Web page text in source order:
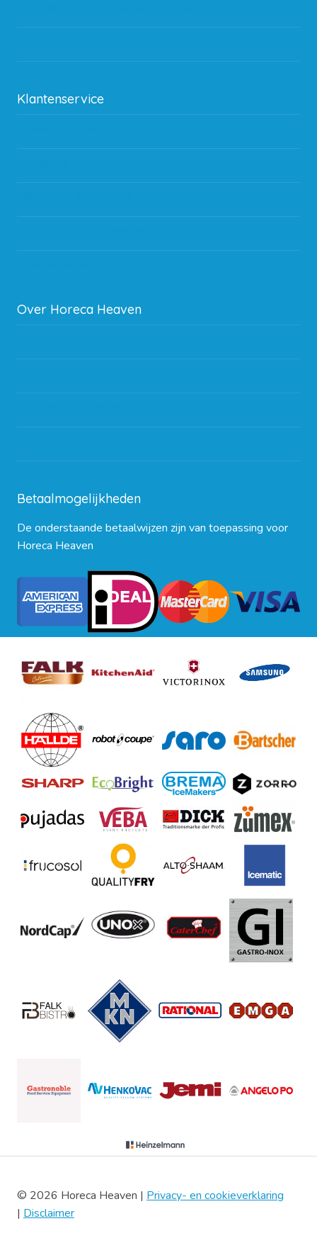
Klantenservice
Over Horeca Heaven
Betaalmogelijkheden
De onderstaande betaalwijzen zijn van toepassing voor
Horeca Heaven
© 2026 Horeca Heaven | Privacy- en cookieverklaring
| Disclaimer